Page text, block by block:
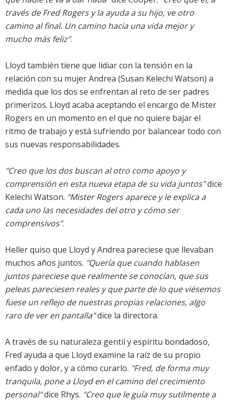
través de Fred Rogers y la ayuda a su hijo, ve otro
camino al final. Un camino hacia una vida mejor y
mucho más feliz".
Lloyd también tiene que lidiar con la tensión en la
relación con su mujer Andrea (Susan Kelechi Watson) a
medida que los dos se enfrentan al reto de ser padres
primerizos. Lloyd acaba aceptando el encargo de Mister
Rogers en un momento en el que no quiere bajar el
ritmo de trabajo y está sufriendo por balancear todo con
sus nuevas responsabilidades.
"Creo que los dos buscan al otro como apoyo y
comprensión en esta nueva etapa de su vida juntos"dice
Kelechi Watson. "Mister Rogers aparece y le explica a
cada uno las necesidades del otro y cómo ser
comprensivos".
Heller quiso que Lloyd y Andrea pareciese que llevaban
muchos años juntos. "Quería que cuando hablasen
juntos pareciese que realmente se conocían, que sus
peleas pareciesen reales y que parte de lo que viésemos
fuese un reflejo de nuestras propias relaciones, algo
raro de ver en pantalla"dice la directora.
A través de su naturaleza gentil y espíritu bondadoso,
Fred ayuda a que Lloyd examine la raíz de su propio
enfado y dolor, y a cómo curarlo. "Fred, de forma muy
tranquila, pone a Lloyd en el camino del crecimiento
personal"dice Rhys. "Creo que le guía muy sutilmente a